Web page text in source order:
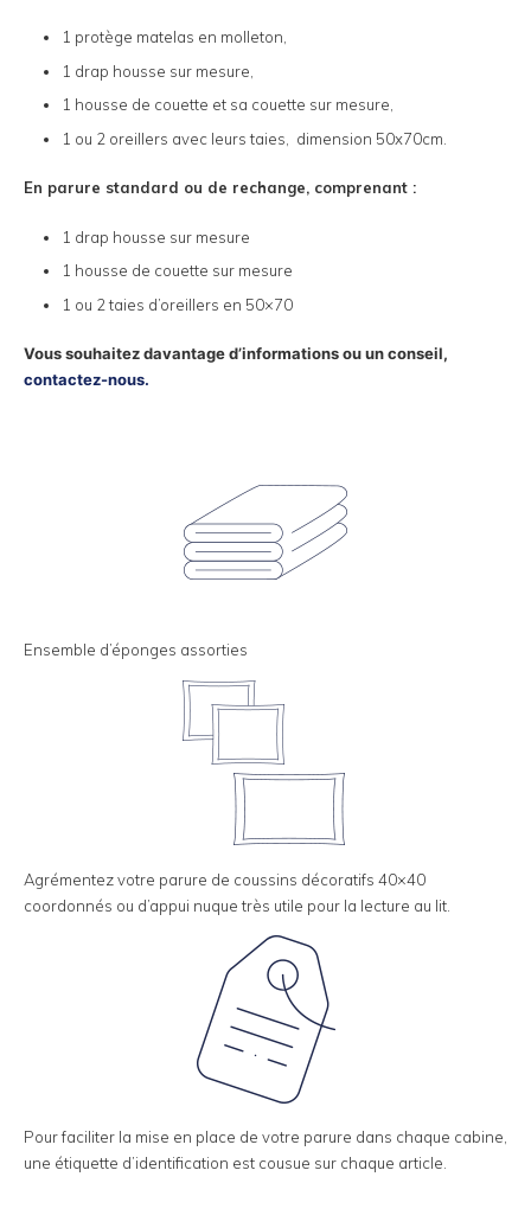
1 protège matelas en molleton,
1 drap housse sur mesure,
1 housse de couette et sa couette sur mesure,
1 ou 2 oreillers avec leurs taies, dimension 50x70cm.
En parure standard ou de rechange, comprenant :
1 drap housse sur mesure
1 housse de couette sur mesure
1 ou 2 taies d’oreillers en 50×70
Vous souhaitez davantage d’informations ou un conseil,
contactez-nous.
Ensemble d’éponges assorties
Agrémentez votre parure de coussins décoratifs 40×40
coordonnés ou d’appui nuque très utile pour la lecture au lit.
Pour faciliter la mise en place de votre parure dans chaque cabine,
une étiquette d’identification est cousue sur chaque article.